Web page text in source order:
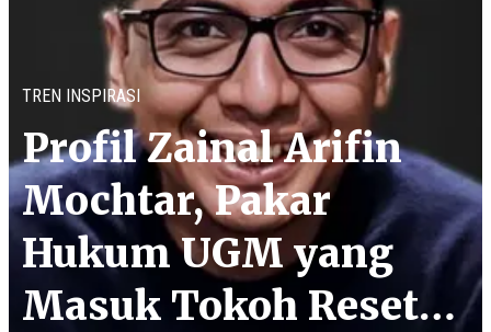
TREN INSPIRASI
Profil Zainal Arifin
Mochtar, Pakar
Hukum UGM yang
Masuk Tokoh Reset